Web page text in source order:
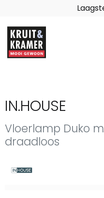
IN.HOUSE
Vloerlamp Duko
draadloos